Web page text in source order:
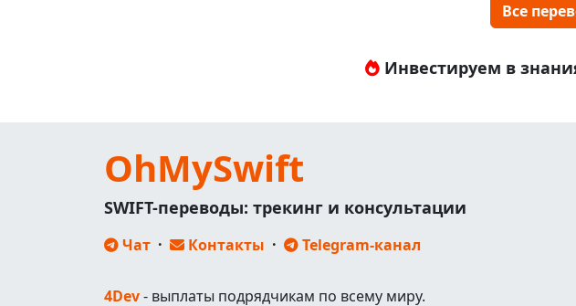
Все
Инвестируем в
OhMySwift
SWIFT-переводы: трекинг и консультации
Чат · Контакты · Telegram-канал
4Dev- выплаты подрядчикам по всему миру.